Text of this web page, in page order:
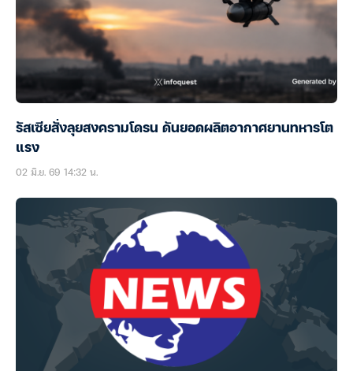
รัสเซียสั่งลุยสงครามโดรน ดันยอดผลิตอากาศยานทหารโต
แรง
02 มิ.ย. 69 14:32 น.